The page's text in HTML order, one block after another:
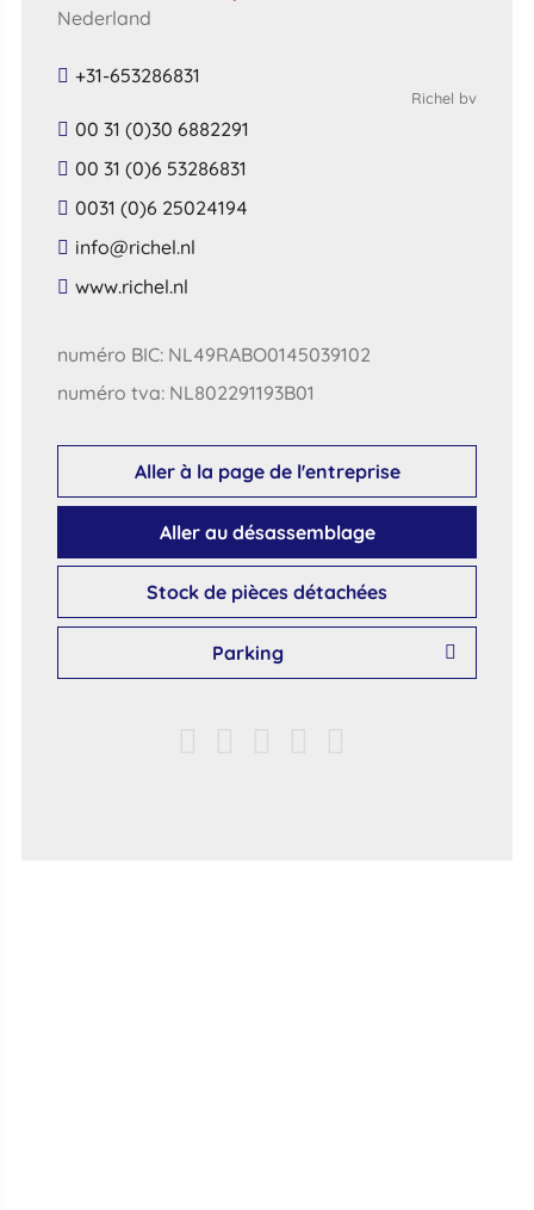
Nederland
+31-653286831
Richel bv
00 31 (0)30 6882291
00 31 (0)6 53286831
0031 (0)6 25024194
​info​@​richel​.​nl​
​www​.​richel​.​nl​
numéro BIC: NL49RABO0145039102
numéro tva: NL802291193B01
Aller à la page de l'entreprise
Aller au désassemblage
Stock de pièces détachées
Parking